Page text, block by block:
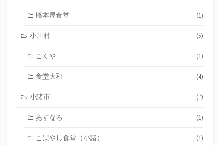
橋本屋食堂 (1)
小川村 (5)
こくや (1)
食堂大和 (4)
小諸市 (7)
あすなろ (1)
こばやし食堂（小諸） (1)